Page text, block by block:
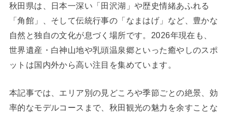
秋田県は、日本一深い「田沢湖」や歴史情緒あふれる
「角館」、そして伝統行事の「なまはげ」など、豊かな
自然と独自の文化が息づく場所です。2026年現在も、
世界遺産・白神山地や乳頭温泉郷といった癒やしのスポ
ットは国内外から高い注目を集めています。
本記事では、エリア別の見どころや季節ごとの絶景、効
率的なモデルコースまで、秋田観光の魅力を余すことな